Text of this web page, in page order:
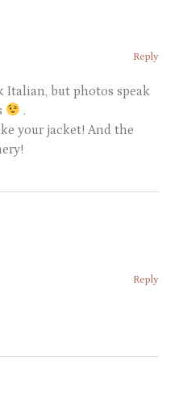
Reply
Italian, but photos speak
.
your jacket! And the
Reply